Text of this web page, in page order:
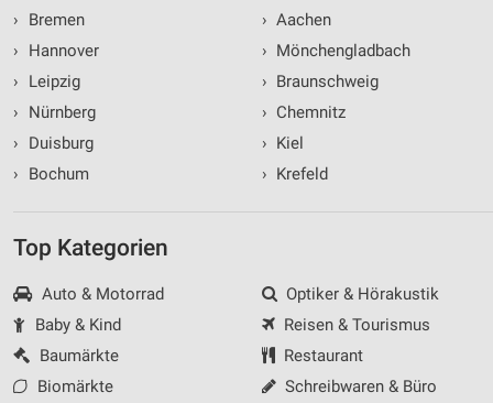
›
Bremen
›
Hannover
›
Leipzig
›
Nürnberg
›
Duisburg
›
Bochum
› Aachen
› Mönchengladbach
› Braunschweig
› Chemnitz
› Kiel
› Krefeld
Top Kategorien
Auto & Motorrad
Baby & Kind
Baumärkte
Biomärkte
Optiker & Hörakustik
Reisen & Tourismus
Restaurant
Schreibwaren & Büro